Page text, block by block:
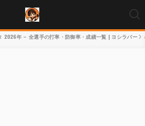
2026年 – 全選手の打率・防御率・成績一覧 | ヨシラバー